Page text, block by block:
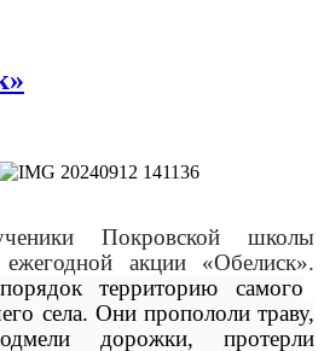
Покровской школы
акции «Обелиск».
территорию самого
села. Они пропололи траву,
дорожки, протерли